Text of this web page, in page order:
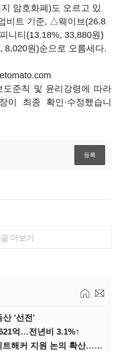
암호화폐)도 오르고 있
비트 기준, △웨이브(26.8
니티(13.18%, 33,880원)
원)순으로 오름세다.
준칙 및 윤리강령에 따라
이 최종 확인·수정했습니
더보기
산 '선전'
억…전년비 3.1%↑
AI 해킹 고도화 속 화이트해커 지원 논의 확산…'버그바운티' 재조명